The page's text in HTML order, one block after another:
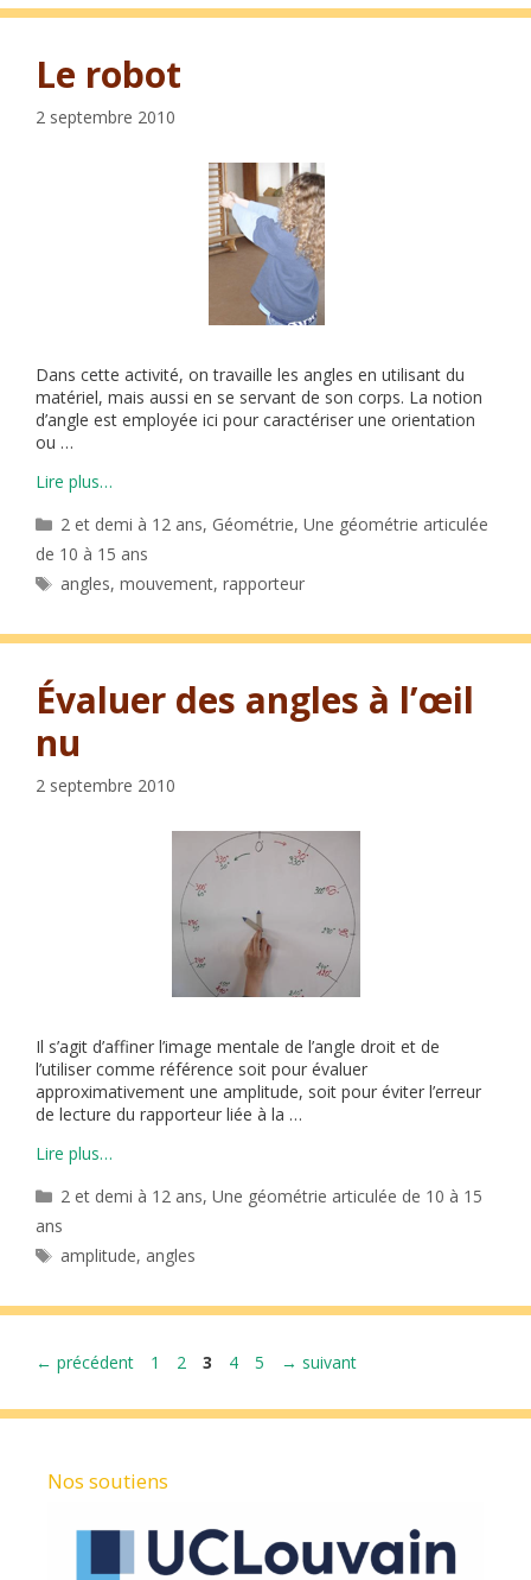
Le robot
2 septembre 2010
Dans cette activité, on travaille les angles en utilisant du
matériel, mais aussi en se servant de son corps. La notion
d’angle est employée ici pour caractériser une orientation
ou …
Lire plus…
Catégories
2 et demi à 12 ans, Géométrie,Une géométrie articulée
de 10 à 15 ans
Étiquettes
angles,mouvement,rapporteur
Évaluer des angles à l’œil
nu
2 septembre 2010
Il s’agit d’affiner l’image mentale de l’angle droit et de
l’utiliser comme référence soit pour évaluer
approximativement une amplitude, soit pour éviter l’erreur
de lecture du rapporteur liée à la …
Lire plus…
Catégories
2 et demi à 12 ans,Une géométrie articulée de 10 à 15
ans
Étiquettes
amplitude, angles
← précédent Page
1 Page
2 Page
3 Page
4 Page
5 → suivant
Nos soutiens